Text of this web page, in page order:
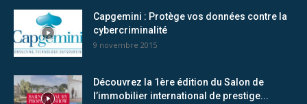
Capgemini : Protège vos données contre la
cybercriminalité
9 novembre 2015
Découvrez la 1ère édition du Salon de
l’immobilier international de prestige...